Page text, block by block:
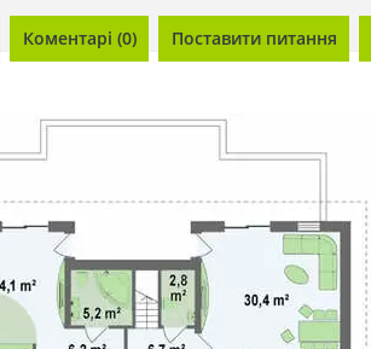
Коментарі (0) Поставити питання